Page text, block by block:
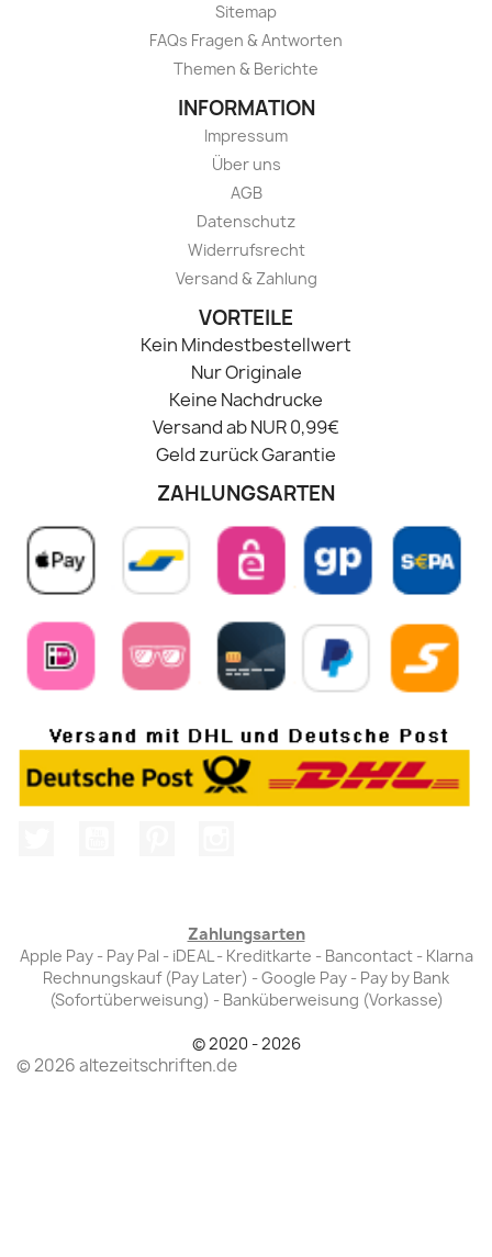
Sitemap
FAQs Fragen & Antworten
Themen & Berichte
INFORMATION
Impressum
Über uns
AGB
Datenschutz
Widerrufsrecht
Versand & Zahlung
VORTEILE
Kein Mindestbestellwert
Nur Originale
Keine Nachdrucke
Versand ab NUR 0,99€
Geld zurück Garantie
ZAHLUNGSARTEN
Zahlungsarten
Apple Pay - Pay Pal - iDEAL - Kreditkarte - Bancontact - Klarna
Rechnungskauf (Pay Later) - Google Pay - Pay by Bank
(Sofortüberweisung) - Banküberweisung (Vorkasse)
© 2020 - 2026
© 2026 altezeitschriften.de